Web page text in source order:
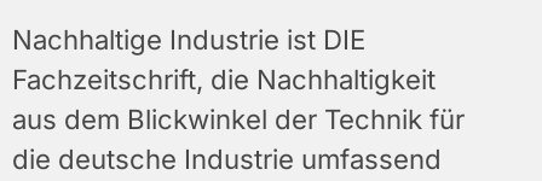
Nachhaltige Industrie ist DIE
Fachzeitschrift, die Nachhaltigkeit
aus dem Blickwinkel der Technik für
die deutsche Industrie umfassend